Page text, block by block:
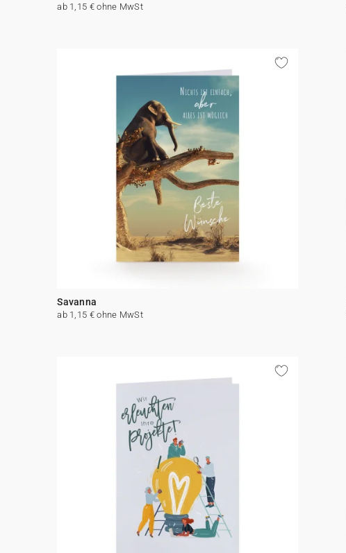
ab 1,15 € ohne MwSt
Savanna
ab 1,15 € ohne MwSt